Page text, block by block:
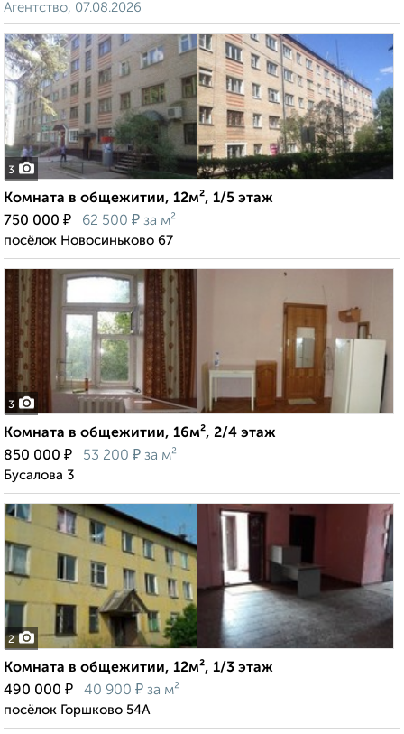
Агентство, 07.08.2026
3
Комната в общежитии, 12м², 1/5 этаж
750 000 ₽ 62 500 ₽ за м²
посёлок Новосиньково 67
3
Комната в общежитии, 16м², 2/4 этаж
850 000 ₽ 53 200 ₽ за м²
Бусалова 3
2
Комната в общежитии, 12м², 1/3 этаж
490 000 ₽ 40 900 ₽ за м²
посёлок Горшково 54А